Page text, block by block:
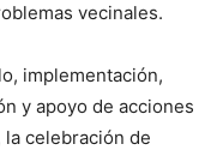
vecinales.
implementación,
y apoyo de acciones
celebración de